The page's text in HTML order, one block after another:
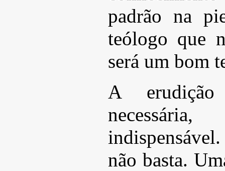
padrão na
teólogo que
será um bom
A
não basta.